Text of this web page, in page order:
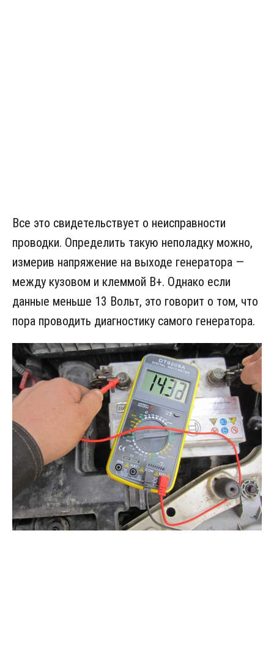
Все это свидетельствует о неисправности
проводки. Определить такую неполадку можно,
измерив напряжение на выходе генератора —
между кузовом и клеммой В+. Однако если
данные меньше 13 Вольт, это говорит о том, что
пора проводить диагностику самого генератора.